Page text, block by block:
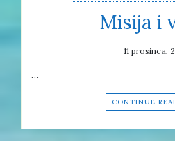
Misija i
11 prosinca,
…
CONTINUE